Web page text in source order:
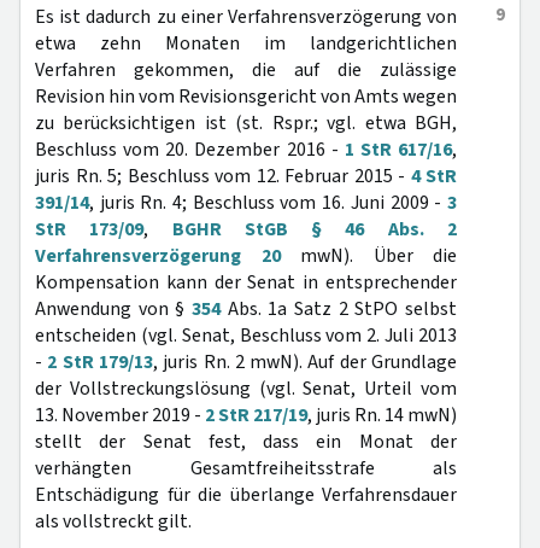
9
Es ist dadurch zu einer Verfahrensverzögerung von
etwa zehn Monaten im landgerichtlichen
Verfahren gekommen, die auf die zulässige
Revision hin vom Revisionsgericht von Amts wegen
zu berücksichtigen ist (st. Rspr.; vgl. etwa BGH,
Beschluss vom 20. Dezember 2016 - 1 StR 617/16,
juris Rn. 5; Beschluss vom 12. Februar 2015 - 4 StR
391/14, juris Rn. 4; Beschluss vom 16. Juni 2009 - 3
StR 173/09, BGHR StGB § 46 Abs. 2
Verfahrensverzögerung 20mwN). Über die
Kompensation kann der Senat in entsprechender
Anwendung von § 354Abs. 1a Satz 2 StPO selbst
entscheiden (vgl. Senat, Beschluss vom 2. Juli 2013
- 2 StR 179/13, juris Rn. 2 mwN). Auf der Grundlage
der Vollstreckungslösung (vgl. Senat, Urteil vom
13. November 2019 - 2 StR 217/19, juris Rn. 14 mwN)
stellt der Senat fest, dass ein Monat der
verhängten Gesamtfreiheitsstrafe als
Entschädigung für die überlange Verfahrensdauer
als vollstreckt gilt.